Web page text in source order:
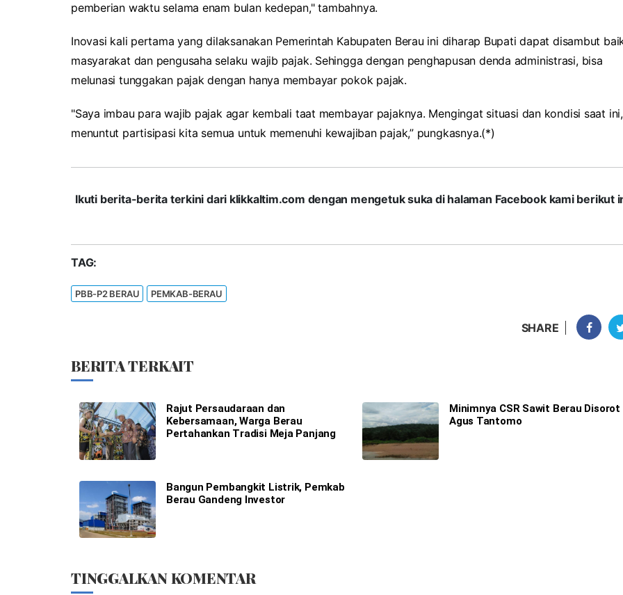
pemberian waktu selama enam bulan kedepan," tambahnya.
Inovasi kali pertama yang dilaksanakan Pemerintah Kabupaten Berau ini diharap Bupati dapat disambut
masyarakat dan pengusaha selaku wajib pajak. Sehingga dengan penghapusan denda administrasi, bisa
melunasi tunggakan pajak dengan hanya membayar pokok pajak.
"Saya imbau para wajib pajak agar kembali taat membayar pajaknya. Mengingat situasi dan kondisi saat ini,
menuntut partisipasi kita semua untuk memenuhi kewajiban pajak,” pungkasnya.(*)
Ikuti berita-berita terkini dari klikkaltim.com dengan mengetuk suka di halaman Facebook kami berikut
TAG:
PBB-P2 BERAU PEMKAB-BERAU
SHARE
BERITA TERKAIT
Rajut Persaudaraan dan
Kebersamaan, Warga Berau
Pertahankan Tradisi Meja Panjang
Minimnya CSR Sawit Berau Disorot
Agus Tantomo
Bangun Pembangkit Listrik, Pemkab
Berau Gandeng Investor
TINGGALKAN KOMENTAR